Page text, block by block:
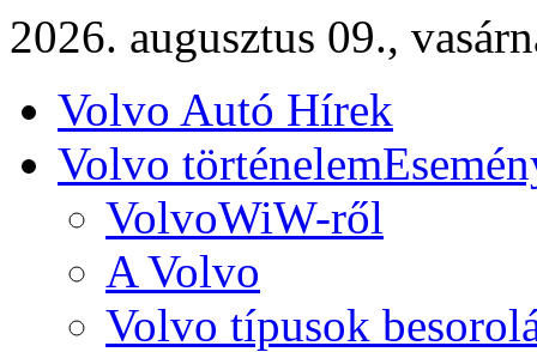
2026. augusztus 09.,
Volvo Autó Hírek
Volvo történelem
VolvoWiW-ről
A Volvo
Volvo típusok